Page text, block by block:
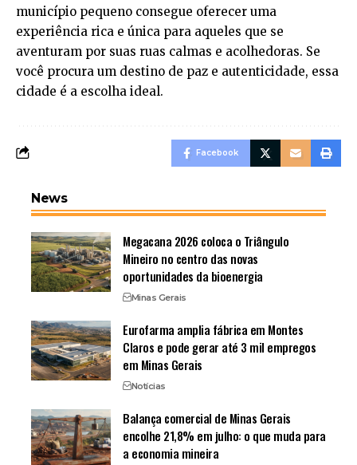
município pequeno consegue oferecer uma
experiência rica e única para aqueles que se
aventuram por suas ruas calmas e acolhedoras. Se
você procura um destino de paz e autenticidade, essa
cidade é a escolha ideal.
Facebook
News
Megacana 2026 coloca o Triângulo
Mineiro no centro das novas
oportunidades da bioenergia
Minas Gerais
Eurofarma amplia fábrica em Montes
Claros e pode gerar até 3 mil empregos
em Minas Gerais
Notícias
Balança comercial de Minas Gerais
encolhe 21,8% em julho: o que muda para
a economia mineira